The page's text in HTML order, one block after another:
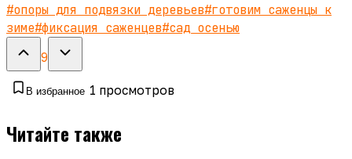
#опоры для подвязки деревьев#готовим саженцы к
зиме#фиксация саженцев#сад осенью
9
В избранное 1 просмотров
Читайте также